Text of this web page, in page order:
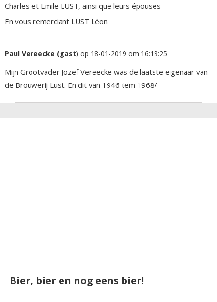
Charles et Emile LUST, ainsi que leurs épouses
En vous remerciant LUST Léon
Paul Vereecke (gast) op 18-01-2019 om 16:18:25
Mijn Grootvader Jozef Vereecke was de laatste eigenaar van
de Brouwerij Lust. En dit van 1946 tem 1968/
Bier, bier en nog eens bier!